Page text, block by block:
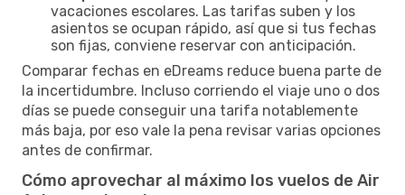
vacaciones escolares. Las tarifas suben y los
asientos se ocupan rápido, así que si tus fechas
son fijas, conviene reservar con anticipación.
Comparar fechas en eDreams reduce buena parte de
la incertidumbre. Incluso corriendo el viaje uno o dos
días se puede conseguir una tarifa notablemente
más baja, por eso vale la pena revisar varias opciones
antes de confirmar.
Cómo aprovechar al máximo los vuelos de Air